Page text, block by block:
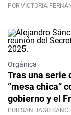
POR VICTORIA
Orgánica
Tras una serie
“mesa chica”
gobierno y el
POR SANTIAGO